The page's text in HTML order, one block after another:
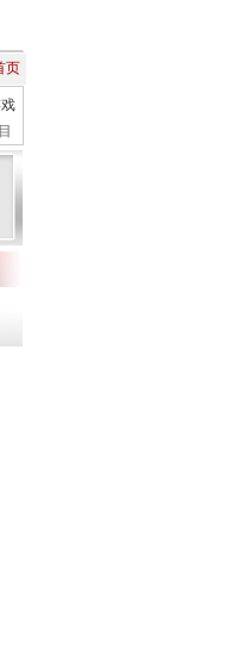
页
家欢